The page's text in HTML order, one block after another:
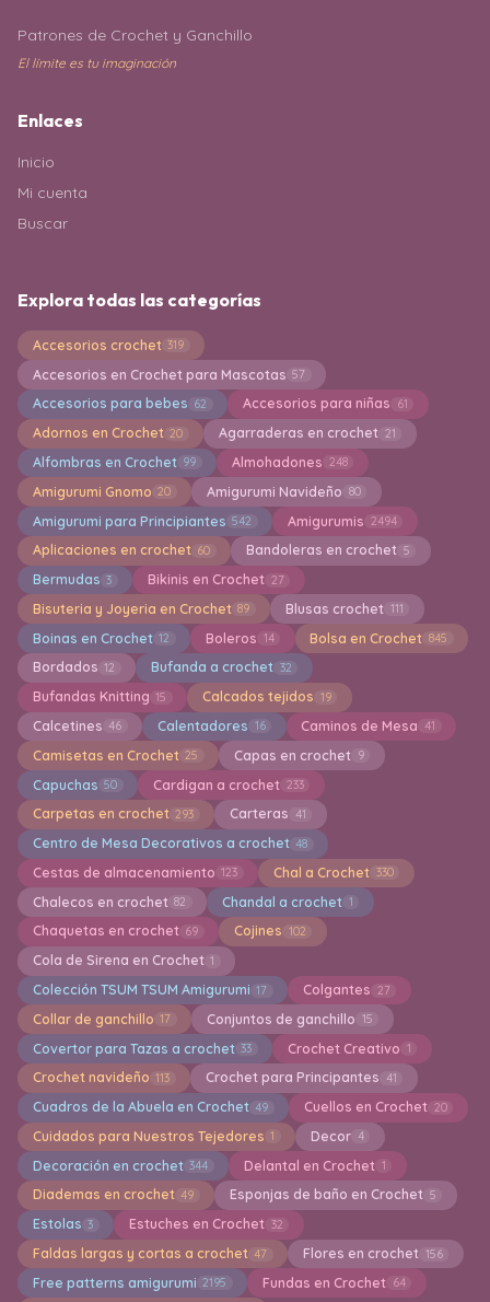
Patrones de Crochet y Ganchillo
El límite es tu imaginación
Enlaces
Inicio
Mi cuenta
Buscar
Explora todas las categorías
Accesorios crochet 319
Accesorios en Crochet para Mascotas 57
Accesorios para bebes 62 Accesorios para niñas 61
Adornos en Crochet 20 Agarraderas en crochet 21
Alfombras en Crochet 99 Almohadones 248
Amigurumi Gnomo 20 Amigurumi Navideño 80
Amigurumi para Principiantes 542 Amigurumis 2494
Aplicaciones en crochet 60 Bandoleras en crochet 5
Bermudas 3 Bikinis en Crochet 27
Bisuteria y Joyeria en Crochet 89 Blusas crochet 111
Boinas en Crochet 12 Boleros 14 Bolsa en Crochet 845
Bordados 12 Bufanda a crochet 32
Bufandas Knitting 15 Calcados tejidos 19
Calcetines 46 Calentadores 16 Caminos de Mesa 41
Camisetas en Crochet 25 Capas en crochet 9
Capuchas 50 Cardigan a crochet 233
Carpetas en crochet 293 Carteras 41
Centro de Mesa Decorativos a crochet 48
Cestas de almacenamiento 123 Chal a Crochet 330
Chalecos en crochet 82 Chandal a crochet 1
Chaquetas en crochet 69 Cojines 102
Cola de Sirena en Crochet 1
Colección TSUM TSUM Amigurumi 17 Colgantes 27
Collar de ganchillo 17 Conjuntos de ganchillo 15
Covertor para Tazas a crochet 33 Crochet Creativo 1
Crochet navideño 113 Crochet para Principantes 41
Cuadros de la Abuela en Crochet 49 Cuellos en Crochet 20
Cuidados para Nuestros Tejedores 1 Decor 4
Decoración en crochet 344 Delantal en Crochet 1
Diademas en crochet 49 Esponjas de baño en Crochet 5
Estolas 3 Estuches en Crochet 32
Faldas largas y cortas a crochet 47 Flores en crochet 156
Free patterns amigurumi 2195 Fundas en Crochet 64